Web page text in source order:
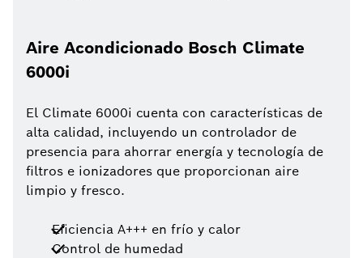
Aire Acondicionado Bosch Climate
6000i
El Climate 6000i cuenta con características de
alta calidad, incluyendo un controlador de
presencia para ahorrar energía y tecnología de
filtros e ionizadores que proporcionan aire
limpio y fresco.
Eficiencia A+++ en frío y calor
Control de humedad